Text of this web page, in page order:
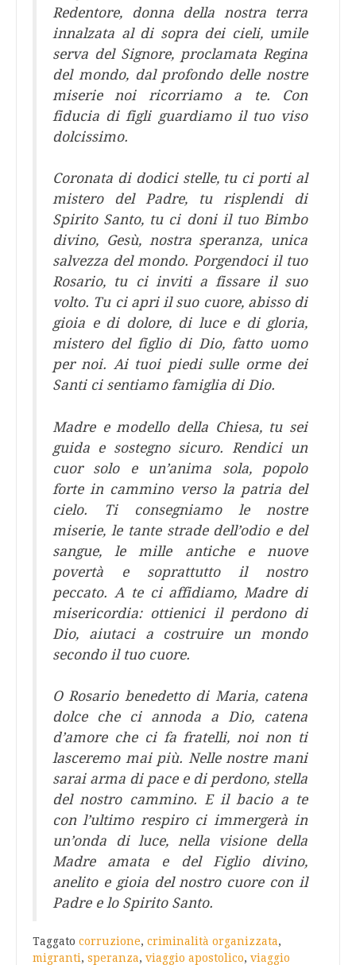
Redentore, donna della nostra terra
innalzata al di sopra dei cieli, umile
serva del Signore, proclamata Regina
del mondo, dal profondo delle nostre
miserie noi ricorriamo a te. Con
fiducia di figli guardiamo il tuo viso
dolcissimo.
Coronata di dodici stelle, tu ci porti al
mistero del Padre, tu risplendi di
Spirito Santo, tu ci doni il tuo Bimbo
divino, Gesù, nostra speranza, unica
salvezza del mondo. Porgendoci il tuo
Rosario, tu ci inviti a fissare il suo
volto. Tu ci apri il suo cuore, abisso di
gioia e di dolore, di luce e di gloria,
mistero del figlio di Dio, fatto uomo
per noi. Ai tuoi piedi sulle orme dei
Santi ci sentiamo famiglia di Dio.
Madre e modello della Chiesa, tu sei
guida e sostegno sicuro. Rendici un
cuor solo e un’anima sola, popolo
forte in cammino verso la patria del
cielo. Ti consegniamo le nostre
miserie, le tante strade dell’odio e del
sangue, le mille antiche e nuove
povertà e soprattutto il nostro
peccato. A te ci affidiamo, Madre di
misericordia: ottienici il perdono di
Dio, aiutaci a costruire un mondo
secondo il tuo cuore.
O Rosario benedetto di Maria, catena
dolce che ci annoda a Dio, catena
d’amore che ci fa fratelli, noi non ti
lasceremo mai più. Nelle nostre mani
sarai arma di pace e di perdono, stella
del nostro cammino. E il bacio a te
con l’ultimo respiro ci immergerà in
un’onda di luce, nella visione della
Madre amata e del Figlio divino,
anelito e gioia del nostro cuore con il
Padre e lo Spirito Santo.
Taggato corruzione, criminalità organizzata,
migranti, speranza, viaggio apostolico, viaggio